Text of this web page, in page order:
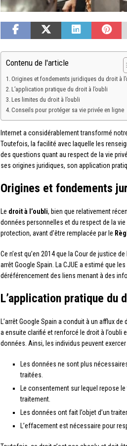
Contenu de l'article
Origines et fondements juridiques du droit à
L’application pratique du droit à l’oubli
Les limites du droit à l’oubli
Conseils pour protéger sa vie privée en ligne
Internet a considérablement transformé
Toutefois, la facilité avec laquelle les
des questions quant au respect de la vie
ses origines juridiques, son application
Origines et fondements
Le droit à l’oubli, bien que relativement
données personnelles et du respect de la vie
protection, avant d’être remplacée par le
Ce n’est qu’en 2014 que la Cour de justice
arrêt Google Spain. La CJUE a estimé que
déréférencement des liens menant à des
L’application pratique du
L’arrêt Google Spain a conduit à un afflux
a ensuite clarifié et renforcé le droit à
données. Ainsi, les individus peuvent
Les données ne sont plus
traitées.
Le consentement sur lequel repose
traitement.
Les données ont fait l’objet d’un
L’effacement est nécessaire pour